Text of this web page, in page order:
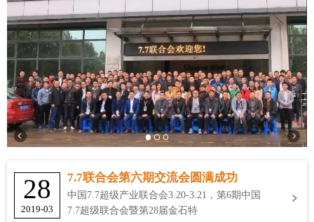
28
2019-03
7.7联合会第六期交流会圆满成功
中国7.7超级产业联合会3.20-3.21，第6期中国
7.7超级联合会暨第28届金石特